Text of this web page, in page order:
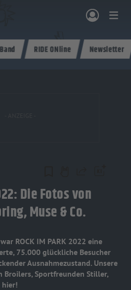
MUSIK ROCKCOMMUNITY SHOPPEN
RIDE ONline Newsletter
Die Fotos von
Muse & Co.
ROCK IM PARK 2022 eine
75.000 glückliche Besucher
Ausnahmezustand. Unsere
Broilers, Sportfreunden Stiller,
hier!